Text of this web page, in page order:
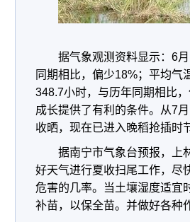
据气象观测资料显示：6
同期相比，偏少18%；平均
348.7小时，与历年同期相比
成长提供了有利的条件。从7
收晒，现在已进入晚稻抢插时
据南宁市气象台预报，上
好天气进行夏收扫尾工作，尽
危害的几率。当土壤湿度适宜
补苗，以保全苗。并做好各种